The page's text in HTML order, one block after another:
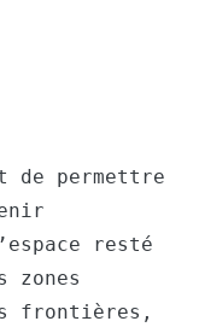
de permettre
resté
frontières,